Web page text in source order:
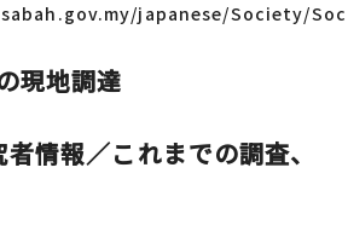
japanese/Society/
現地調達
情報／これまでの調査、